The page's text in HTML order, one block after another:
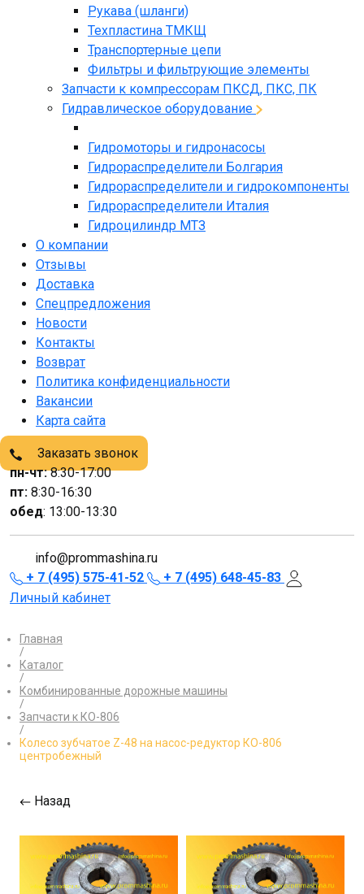
Рукава (шланги)
Техпластина ТМКЩ
Транспортерные цепи
Фильтры и фильтрующие элементы
Запчасти к компрессорам ПКСД, ПКС, ПК
Гидравлическое оборудование
Гидромоторы и гидронасосы
Гидрораспределители Болгария
Гидрораспределители и гидрокомпоненты
Гидрораспределители Италия
Гидроцилиндр МТЗ
О компании
Отзывы
Доставка
Спецпредложения
Новости
Контакты
Возврат
Политика конфиденциальности
Вакансии
Карта сайта
Заказать звонок
пн-чт:8:30-17:00
пт: 8:30-16:30
обед: 13:00-13:30
info@prommashina.ru
+ 7 (495) 575-41-52
+ 7 (495) 648-45-83
Личный кабинет
Главная
/
Каталог
/
Комбинированные дорожные машины
/
Запчасти к КО-806
/
Колесо зубчатое Z-48 на насос-редуктор КО-806
центробежный
Назад